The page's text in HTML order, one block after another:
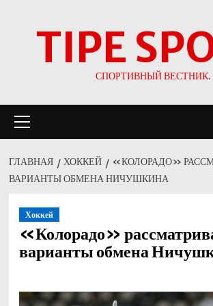
TIPE
СПОРТИВНЫЙ ВЕСТНИК.
меню
ГЛАВНАЯ ХОККЕЙ
«КОЛОРАДО»
ВАРИАНТЫ ОБМЕНА НИЧУШКИНА
Хоккей
«Колорадо»
варианты обмена